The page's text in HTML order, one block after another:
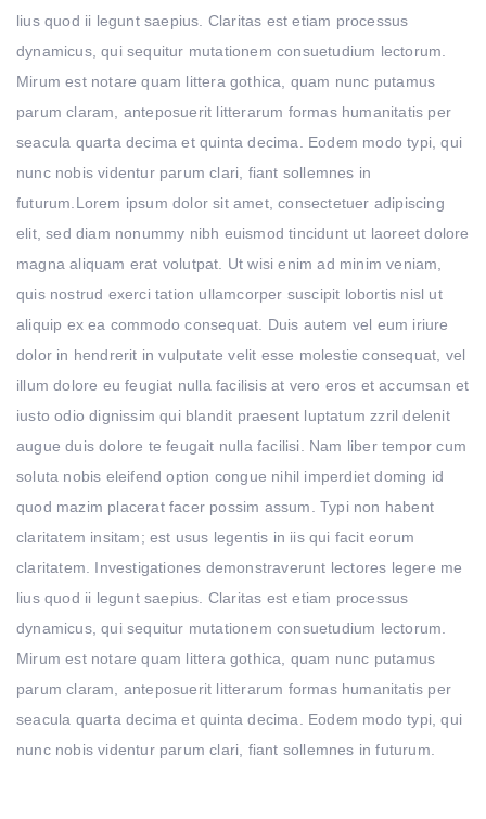
lius quod ii legunt saepius. Claritas est etiam processus
dynamicus, qui sequitur mutationem consuetudium lectorum.
Mirum est notare quam littera gothica, quam nunc putamus
parum claram, anteposuerit litterarum formas humanitatis per
seacula quarta decima et quinta decima. Eodem modo typi, qui
nunc nobis videntur parum clari, fiant sollemnes in
futurum.Lorem ipsum dolor sit amet, consectetuer adipiscing
elit, sed diam nonummy nibh euismod tincidunt ut laoreet dolore
magna aliquam erat volutpat. Ut wisi enim ad minim veniam,
quis nostrud exerci tation ullamcorper suscipit lobortis nisl ut
aliquip ex ea commodo consequat. Duis autem vel eum iriure
dolor in hendrerit in vulputate velit esse molestie consequat, vel
illum dolore eu feugiat nulla facilisis at vero eros et accumsan et
iusto odio dignissim qui blandit praesent luptatum zzril delenit
augue duis dolore te feugait nulla facilisi. Nam liber tempor cum
soluta nobis eleifend option congue nihil imperdiet doming id
quod mazim placerat facer possim assum. Typi non habent
claritatem insitam; est usus legentis in iis qui facit eorum
claritatem. Investigationes demonstraverunt lectores legere me
lius quod ii legunt saepius. Claritas est etiam processus
dynamicus, qui sequitur mutationem consuetudium lectorum.
Mirum est notare quam littera gothica, quam nunc putamus
parum claram, anteposuerit litterarum formas humanitatis per
seacula quarta decima et quinta decima. Eodem modo typi, qui
nunc nobis videntur parum clari, fiant sollemnes in futurum.